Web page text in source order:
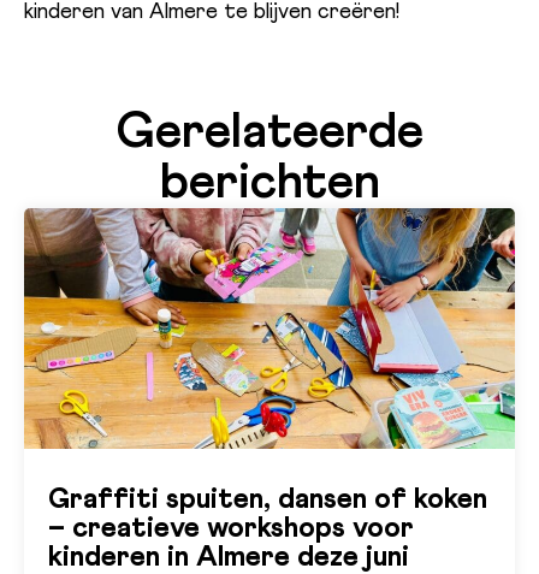
kinderen van Almere te blijven creëren!
Gerelateerde
berichten
Graffiti spuiten, dansen of koken
– creatieve workshops voor
kinderen in Almere deze juni